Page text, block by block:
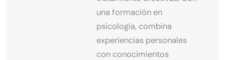
una formación en
psicología, combina
experiencias personales
con conocimientos